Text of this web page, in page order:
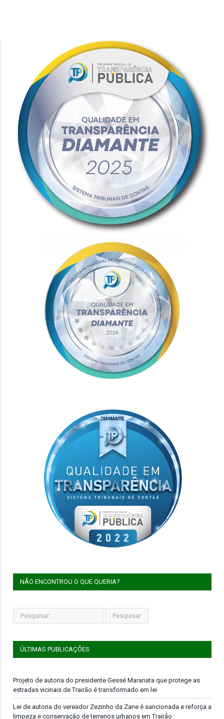
NÃO ENCONTROU O QUE QUERIA?
ÚLTIMAS PUBLICAÇÕES
Projeto de autoria do presidente Gessé Maranata que protege as
estradas vicinais de Trairão é transformado em lei
Lei de autoria do vereador Zezinho da Zane é sancionada e reforça a
limpeza e conservação de terrenos urbanos em Trairão